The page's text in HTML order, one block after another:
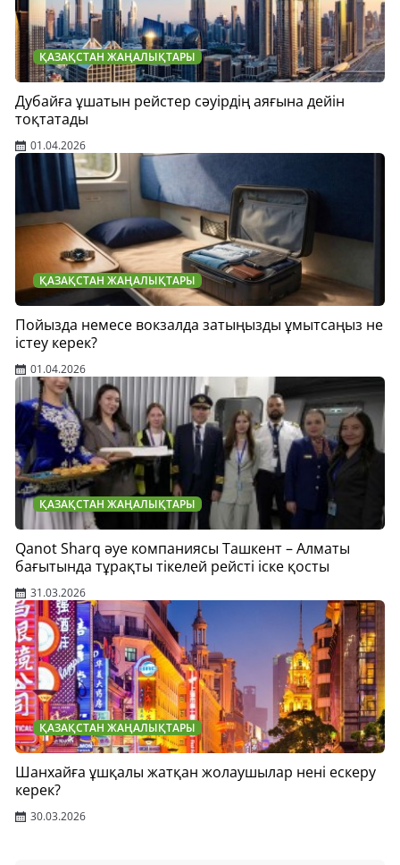
ҚАЗАҚСТАН ЖАҢАЛЫҚТАРЫ
Дубайға ұшатын рейстер сәуірдің аяғына дейін
тоқтатады
01.04.2026
ҚАЗАҚСТАН ЖАҢАЛЫҚТАРЫ
Пойызда немесе вокзалда затыңызды ұмытсаңыз не
істеу керек?
01.04.2026
ҚАЗАҚСТАН ЖАҢАЛЫҚТАРЫ
Qanot Sharq әуе компаниясы Ташкент – Алматы
бағытында тұрақты тікелей рейсті іске қосты
31.03.2026
ҚАЗАҚСТАН ЖАҢАЛЫҚТАРЫ
Шанхайға ұшқалы жатқан жолаушылар нені ескеру
керек?
30.03.2026